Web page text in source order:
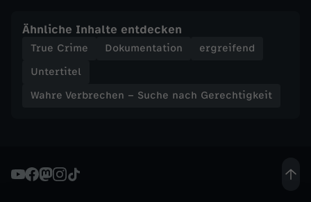
n
–
c
Ähnliche Inhalte entdecken
True Crime Dokumentation
ergreifend
Untertitel
Wahre Verbrechen – Suche nach Gerechtigkeit